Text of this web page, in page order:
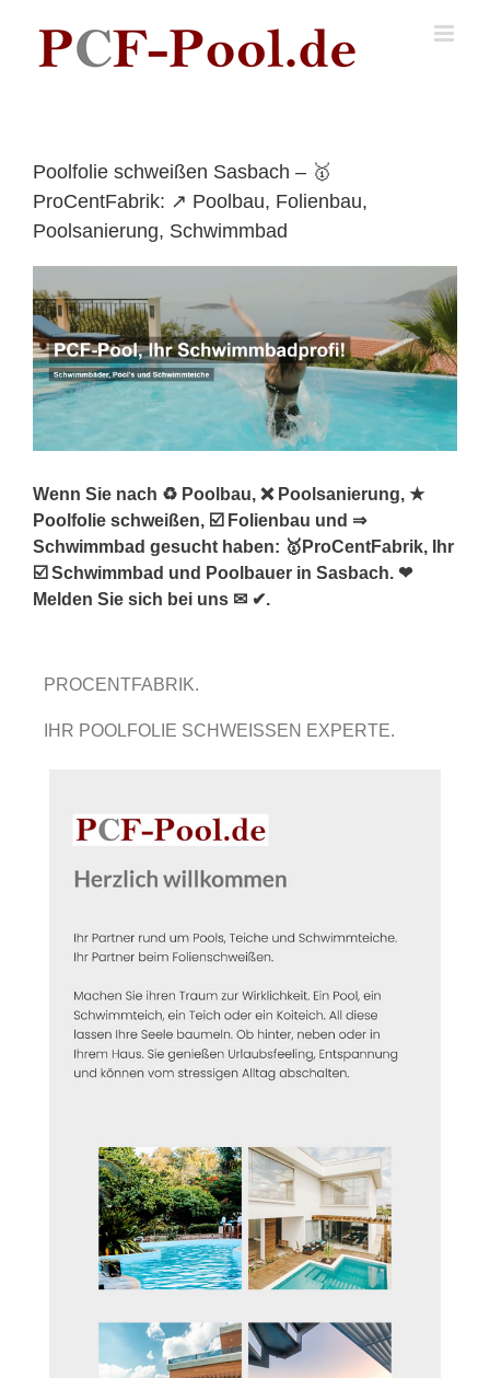
content
Poolfolie schweißen Sasbach – 🥇
ProCentFabrik: ↗️ Poolbau, Folienbau,
Poolsanierung, Schwimmbad
Wenn Sie nach ♻ Poolbau, ❌ Poolsanierung, ★
Poolfolie schweißen, ☑️ Folienbau und ⇒
Schwimmbad gesucht haben: 🥇ProCentFabrik, Ihr
☑️ Schwimmbad und Poolbauer in Sasbach. ❤
Melden Sie sich bei uns ✉ ✔.
PROCENTFABRIK.
IHR POOLFOLIE SCHWEISSEN EXPERTE.